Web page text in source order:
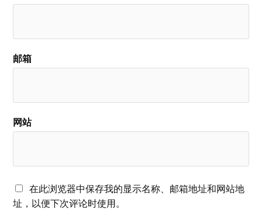
邮箱
网站
在此浏览器中保存我的显示名称、邮箱地址和网站地
址，以便下次评论时使用。